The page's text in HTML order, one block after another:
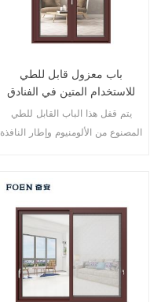
باب معزول قابل للطي
للاستخدام المتين في الفنادق
المطلة على البحر
يتم قفل هذا الباب القابل للطي
المصنوع من الألومنيوم وإطار النافذة
مختلفة من الأبواب لتلبية الاحتياجات
المعمارية المختلفة.